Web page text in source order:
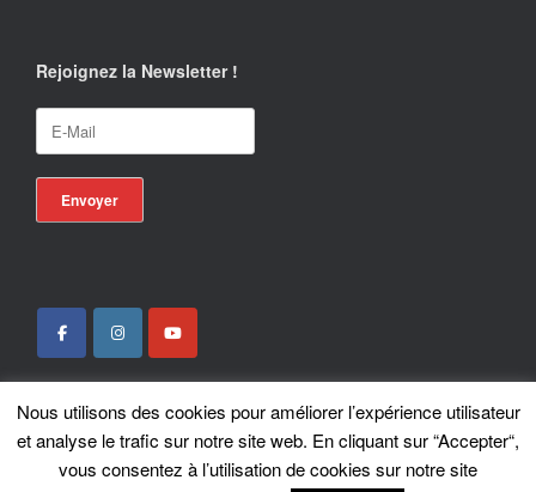
Rejoignez la Newsletter !
Locotrans SPRL - Exclusive Store Royal Enfield - Royal Enfield Brussels - ©
2026
Nous utilisons des cookies pour améliorer l’expérience utilisateur
et analyse le trafic sur notre site web. En cliquant sur “Accepter“,
vous consentez à l’utilisation de cookies sur notre site